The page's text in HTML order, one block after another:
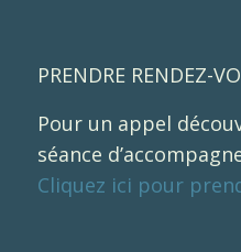
PRENDRE RENDEZ-
Pour un appel
séance
Cliquez ici pour